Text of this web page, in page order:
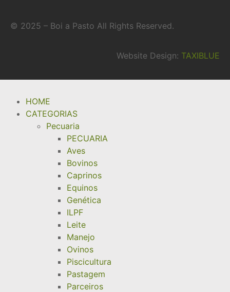
© 2025 – Boi a Pasto All Rights Reserved.
Website Design: TAXIBLUE
HOME
CATEGORIAS
Pecuaria
PECUARIA
Aves
Bovinos
Caprinos
Equinos
Genética
ILPF
Leite
Manejo
Ovinos
Piscicultura
Pastagem
Parceiros